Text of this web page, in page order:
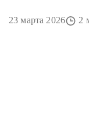
23 марта 2026 2